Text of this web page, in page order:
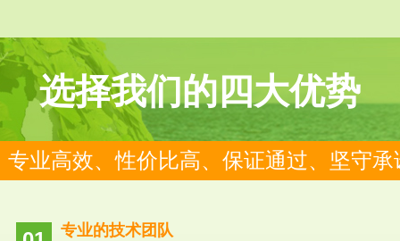
选择我们的四大优势
专业高效、性价比高、保证通过、坚守承
专业的技术团队